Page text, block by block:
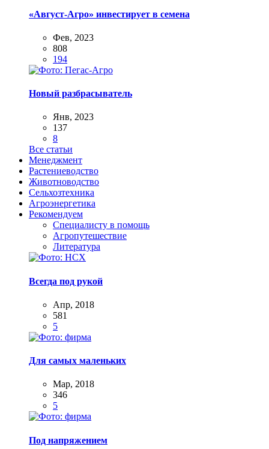
«Август-Агро» инвестирует в семена
Фев, 2023
808
194
Новый разбрасыватель
Янв, 2023
137
8
Все статьи
Менеджмент
Растениеводство
Животноводство
Сельхозтехника
Агроэнергетика
Рекомендуем
Специалисту в помощь
Агропутешествие
Литература
Всегда под рукой
Апр, 2018
581
5
Для самых маленьких
Мар, 2018
346
5
Под напряжением